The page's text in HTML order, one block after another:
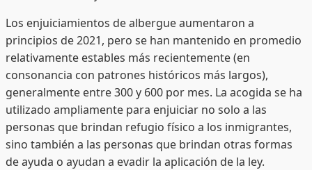
Los enjuiciamientos de albergue aumentaron a
principios de 2021, pero se han mantenido en promedio
relativamente estables más recientemente (en
consonancia con patrones históricos más largos),
generalmente entre 300 y 600 por mes. La acogida se ha
utilizado ampliamente para enjuiciar no solo a las
personas que brindan refugio físico a los inmigrantes,
sino también a las personas que brindan otras formas
de ayuda o ayudan a evadir la aplicación de la ley.